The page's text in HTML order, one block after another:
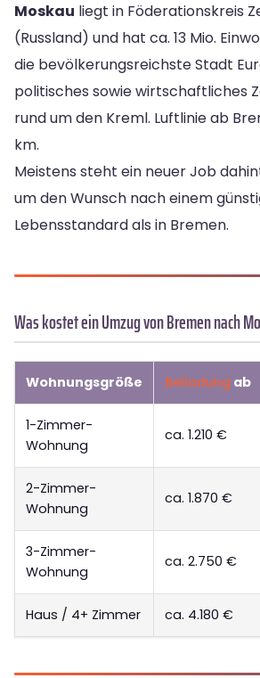
Moskau liegt in Föderationskreis
(Russland) und hat ca. 13 Mio.
die bevölkerungsreichste Stadt
politisches sowie wirtschaftliches
rund um den Kreml. Luftlinie ab
km.
Meistens steht ein neuer Job
um den Wunsch nach einem
Lebensstandard als in Bremen.
Was kostet ein Umzug von Bremen nach
Wohnungsgröße Beiladung ab
1-Zimmer-
Wohnung
ca. 1.210 €
2-Zimmer-
Wohnung
ca. 1.870 €
3-Zimmer-
Wohnung
ca. 2.750 €
Haus / 4+ Zimmer ca. 4.180 €